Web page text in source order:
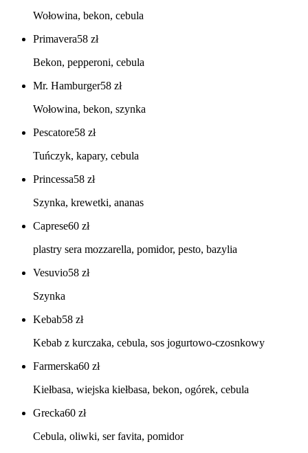
Wołowina, bekon, cebula
Primavera58 zł
Bekon, pepperoni, cebula
Mr. Hamburger58 zł
Wołowina, bekon, szynka
Pescatore58 zł
Tuńczyk, kapary, cebula
Princessa58 zł
Szynka, krewetki, ananas
Caprese60 zł
plastry sera mozzarella, pomidor, pesto, bazylia
Vesuvio58 zł
Szynka
Kebab58 zł
Kebab z kurczaka, cebula, sos jogurtowo-czosnkowy
Farmerska60 zł
Kiełbasa, wiejska kiełbasa, bekon, ogórek, cebula
Grecka60 zł
Cebula, oliwki, ser favita, pomidor